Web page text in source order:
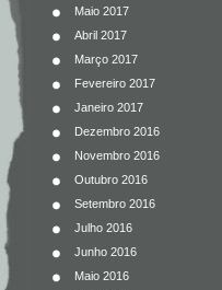
Maio 2017
Abril 2017
Março 2017
Fevereiro 2017
Janeiro 2017
Dezembro 2016
Novembro 2016
Outubro 2016
Setembro 2016
Julho 2016
Junho 2016
Maio 2016